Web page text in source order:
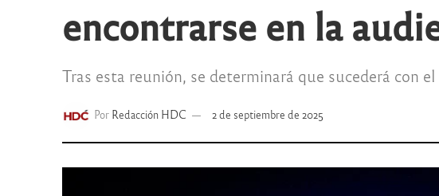
encontrarse en la
Tras esta reunión, se determinará que sucederá con
Por Redacción HDC 2 de septiembre de 2025